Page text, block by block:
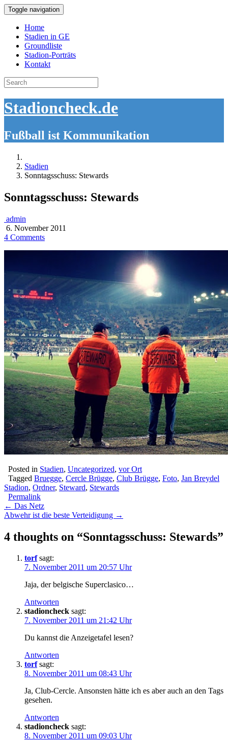
Toggle navigation
Home
Stadien in GE
Groundliste
Stadion-Porträts
Kontakt
Search
for:
Stadioncheck.de
Fußball ist Kommunikation
Stadien
Sonntagsschuss: Stewards
Sonntagsschuss: Stewards
admin
6. November 2011
4 Comments
Posted in Stadien, Uncategorized, vor Ort
Tagged Bruegge, Cercle Brügge, Club Brügge, Foto, Jan Breydel
Stadion, Ordner, Steward, Stewards
Permalink
Post
navigation
← Das Netz
Abwehr ist die beste Verteidigung →
4 thoughts on “Sonntagsschuss: Stewards”
torf sagt:
7. November 2011 um 20:57 Uhr
Jaja, der belgische Superclasico…
Antworten
stadioncheck sagt:
7. November 2011 um 21:42 Uhr
Du kannst die Anzeigetafel lesen?
Antworten
torf sagt:
8. November 2011 um 08:43 Uhr
Ja, Club-Cercle. Ansonsten hätte ich es aber auch an den Tags
gesehen.
Antworten
stadioncheck sagt:
8. November 2011 um 09:03 Uhr